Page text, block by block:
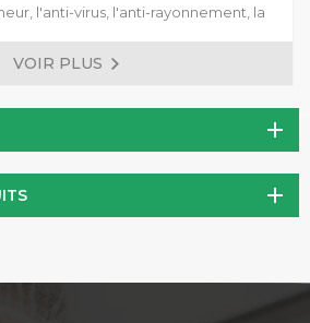
l'anti-virus, l'anti-rayonnement, la
la anti-thrombose, la protection
de l'immunité humaine. Il est devenu
VOIR PLUS